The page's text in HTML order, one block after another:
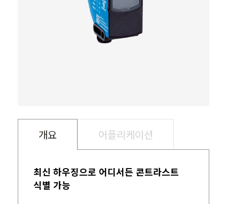
개요 어플리케이션
최신 하우징으로 어디서든 콘트라스트
식별 가능